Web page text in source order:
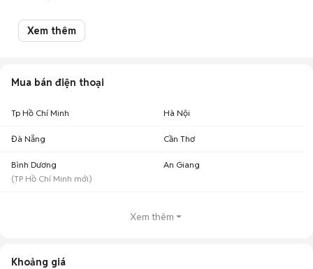
Mua bán Tecno Spark 7 cũ
Chợ Tốt có 0 tin đăng bán, mua Tecno Spark 7 cũ với nhiều khoảng giá
Xem thêm
Mua bán điện thoại
Tp Hồ Chí Minh Hà Nội
Đà Nẵng Cần Thơ
Bình Dương
(TP Hồ Chí Minh mới)
An Giang
Xem thêm
Khoảng giá